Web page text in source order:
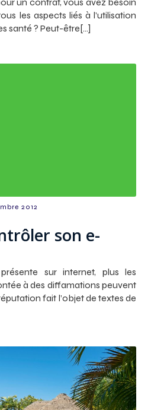
les aspects liés à l’utilisation
santé ? Peut-être[…]
2012
son e-
sur internet, plus les
à des diffamations peuvent
fait l’objet de textes de